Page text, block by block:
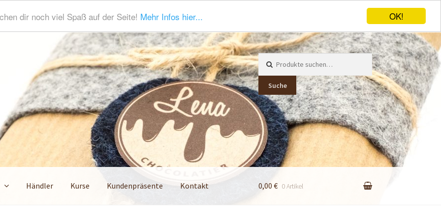
OK!
dir noch viel Spaß auf der Seite! Mehr Infos hier...
Suche
nach:
Suche
Händler Kurse Kundenpräsente Kontakt 0,00 € 0 Artikel